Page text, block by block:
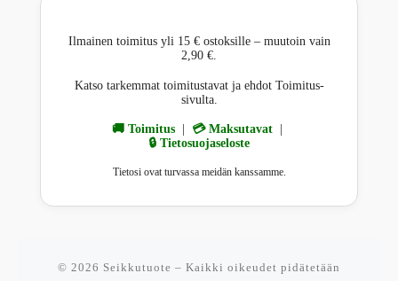
Ilmainen toimitus yli 15 € ostoksille – muutoin vain
2,90 €.
Katso tarkemmat toimitustavat ja ehdot Toimitus-
sivulta.
🚚 Toimitus 💳 Maksutavat
🔒 Tietosuojaseloste
Tietosi ovat turvassa meidän kanssamme.
© 2026 Seikkutuote – Kaikki oikeudet pidätetään